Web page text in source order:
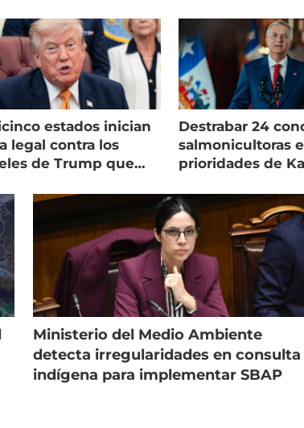
estados inician
legal contra los
de Trump que
Destrabar 24
salmonicultoras
prioridades de
Ministerio del Medio Ambiente
detecta irregularidades en consulta
indígena para implementar SBAP